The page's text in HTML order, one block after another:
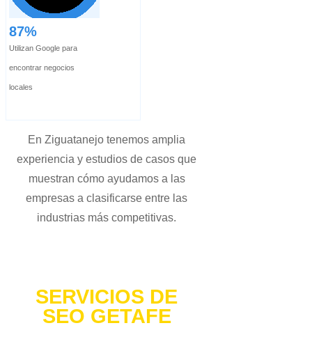
87%
Utilizan Google para
encontrar negocios
locales
En Ziguatanejo tenemos amplia
experiencia y estudios de casos que
muestran cómo ayudamos a las
empresas a clasificarse entre las
industrias más competitivas.
SERVICIOS DE
SEO GETAFE